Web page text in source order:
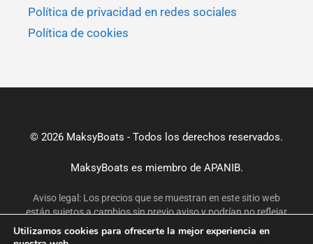
Política de privacidad en redes sociales
Política de cookies
© 2026 MaksyBoats - Todos los derechos reservados.
MaksyBoats es miembro de APANIB.
Aviso legal: Los precios que se muestran en este sitio web
están sujetos a cambios sin previo aviso y podrían no reflejar
las tarifas más actuales. Para obtener precios exactos y
actualizados, confirme por correo electrónico o WhatsApp
Utilizamos cookies para ofrecerte la mejor experiencia en